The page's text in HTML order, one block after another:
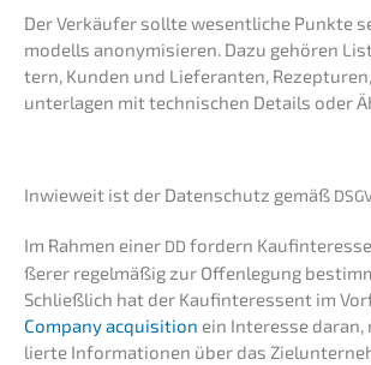
Der Verkäu­fer sollte wesent­li­che Punkte
mo­dells anony­mi­sie­ren. Dazu gehören
tern, Kunden und Liefe­ran­ten,
un­ter­la­gen mit techni­schen Details oder
Inwie­weit ist der Daten­schutz gemäß
Im Rahmen einer DD fordern
ße­rer regel­mä­ßig zur Offen­le­gung
Schließ­lich hat der Kaufin­ter­es­sent im
Compa­ny acqui­si­ti­on ein Inter­es­se
lier­te Infor­ma­tio­nen über das